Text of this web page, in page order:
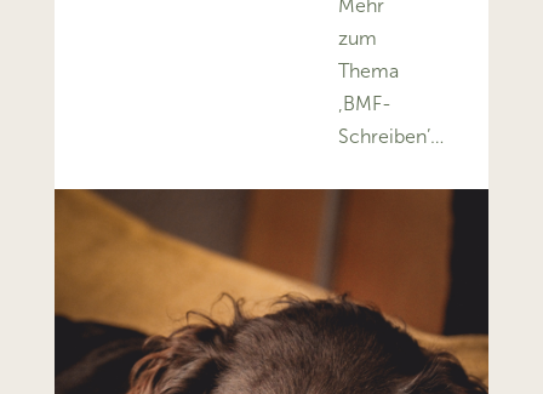
Mehr
zum
Thema
‚BMF-
Schreiben’…